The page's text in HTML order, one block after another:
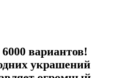
вариантов!
украшений